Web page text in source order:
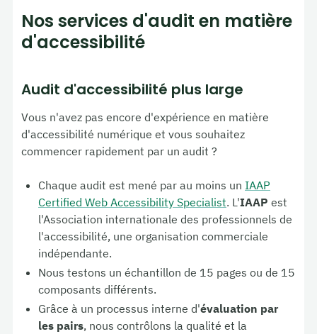
Nos services d'audit en matière
d'accessibilité
Audit d'accessibilité plus large
Vous n'avez pas encore d'expérience en matière
d'accessibilité numérique et vous souhaitez
commencer rapidement par un audit ?
Chaque audit est mené par au moins un IAAP
Certified Web Accessibility Specialist. L'IAAP est
l'Association internationale des professionnels de
l'accessibilité, une organisation commerciale
indépendante.
Nous testons un échantillon de 15 pages ou de 15
composants différents.
Grâce à un processus interne d'évaluation par
les pairs, nous contrôlons la qualité et la